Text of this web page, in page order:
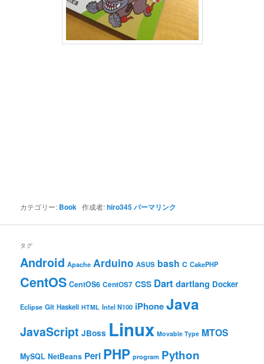
カテゴリー: Book 作成者:hiro345パーマリンク
タグ
Android Apache Arduino ASUS bash C CakePHP
CentOS CentOS6 CentOS7 CSS Dart dartlang Docker
Eclipse Git Haskell HTML Intel N100 iPhoneJava
JavaScript JBoss Linux Movable Type MTOS
MySQL NetBeans Perl PHP program Python